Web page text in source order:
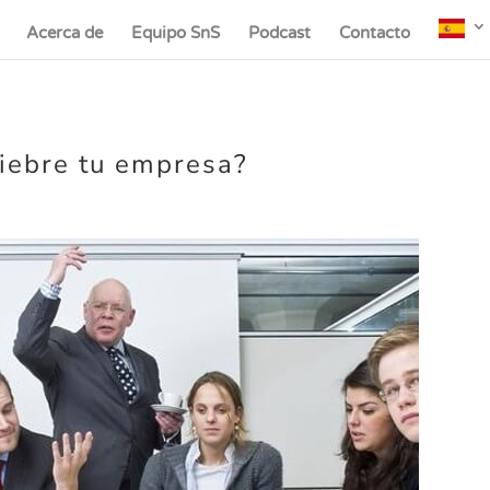
Acerca de Equipo SnS Podcast Contacto
tu empresa?